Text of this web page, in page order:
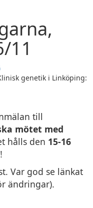
11
genetik i Linköping:
till
mötet med
hålls den 15-16
!
Var god se länkat
ändringar).